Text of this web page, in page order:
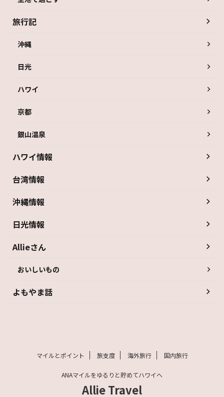
旅行記
沖縄
日光
ハワイ
京都
銀山温泉
ハワイ情報
台湾情報
沖縄情報
日光情報
Allieさん
おいしいもの
よもやま話
マイルとポイント 旅支度 海外旅行 国内旅行
ANAマイルをゆるりと貯めてハワイへ
Allie Travel